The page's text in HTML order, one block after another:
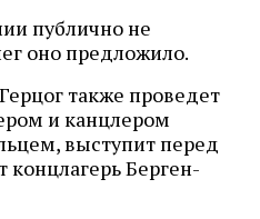
публично не
оно предложило.
также проведет
и канцлером
выступит перед
концлагерь Берген-